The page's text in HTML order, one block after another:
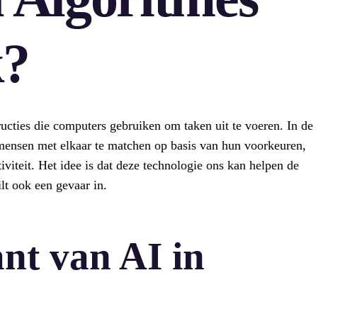
die computers gebruiken om taken uit te voeren. In de
met elkaar te matchen op basis van hun voorkeuren,
Het idee is dat deze technologie ons kan helpen de
ook een gevaar in.
van AI in